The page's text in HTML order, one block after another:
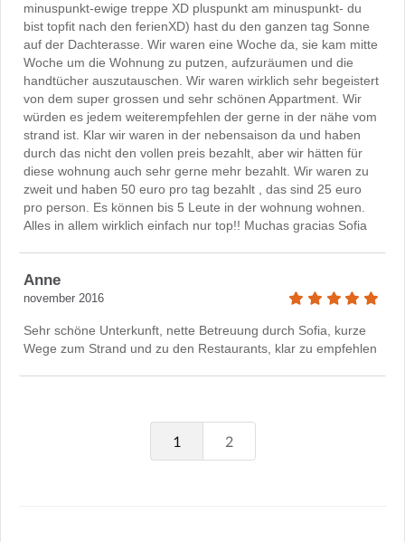
minuspunkt-ewige treppe XD pluspunkt am minuspunkt- du
bist topfit nach den ferienXD) hast du den ganzen tag Sonne
auf der Dachterasse. Wir waren eine Woche da, sie kam mitte
Woche um die Wohnung zu putzen, aufzuräumen und die
handtücher auszutauschen. Wir waren wirklich sehr begeistert
von dem super grossen und sehr schönen Appartment. Wir
würden es jedem weiterempfehlen der gerne in der nähe vom
strand ist. Klar wir waren in der nebensaison da und haben
durch das nicht den vollen preis bezahlt, aber wir hätten für
diese wohnung auch sehr gerne mehr bezahlt. Wir waren zu
zweit und haben 50 euro pro tag bezahlt , das sind 25 euro
pro person. Es können bis 5 Leute in der wohnung wohnen.
Alles in allem wirklich einfach nur top!! Muchas gracias Sofia
Anne
november 2016
Sehr schöne Unterkunft, nette Betreuung durch Sofia, kurze
Wege zum Strand und zu den Restaurants, klar zu empfehlen
1 2